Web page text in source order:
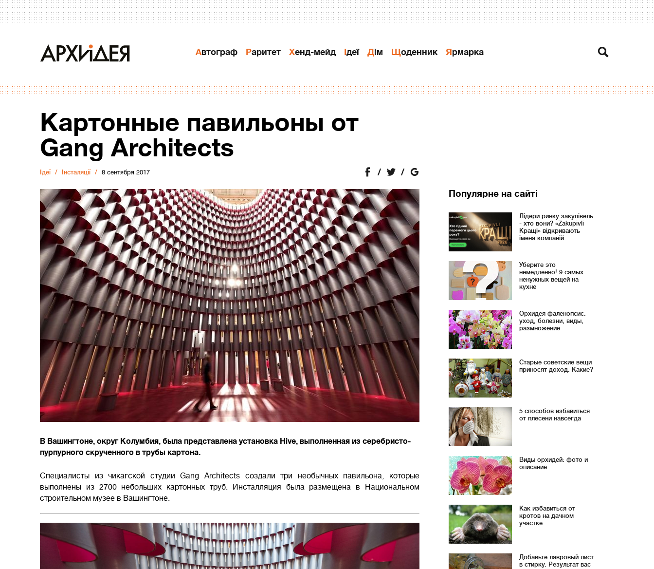
Автограф Раритет Хенд-мейд Ідеї Дiм Щоденник Ярмарка
Картонные павильоны от
Gang Architects
Ідеї Інсталяції 8 сентября 2017
В Вашингтоне, округ Колумбия, была представлена установка Hive, выполненная из серебристо-
пурпурного скрученного в трубы картона.
Специалисты из чикагской студии Gang Architects создали три необычных павильона, которые
выполнены из 2700 небольших картонных труб. Инсталляция была размещена в Национальном
строительном музее в Вашингтоне.
Популярне на сайті
Лідери ринку закупівель
- хто вони? «Zakupivli
Кращі» відкривають
імена компаній
Уберите это
немедленно! 9 самых
ненужных вещей на
кухне
Орхидея фаленопсис:
уход, болезни, виды,
размножение
Старые советские вещи
приносят доход. Какие?
5 способов избавиться
от плесени навсегда
Виды орхидей: фото и
описание
Как избавиться от
кротов на дачном
участке
Добавьте лавровый лист
в стирку. Результат вас